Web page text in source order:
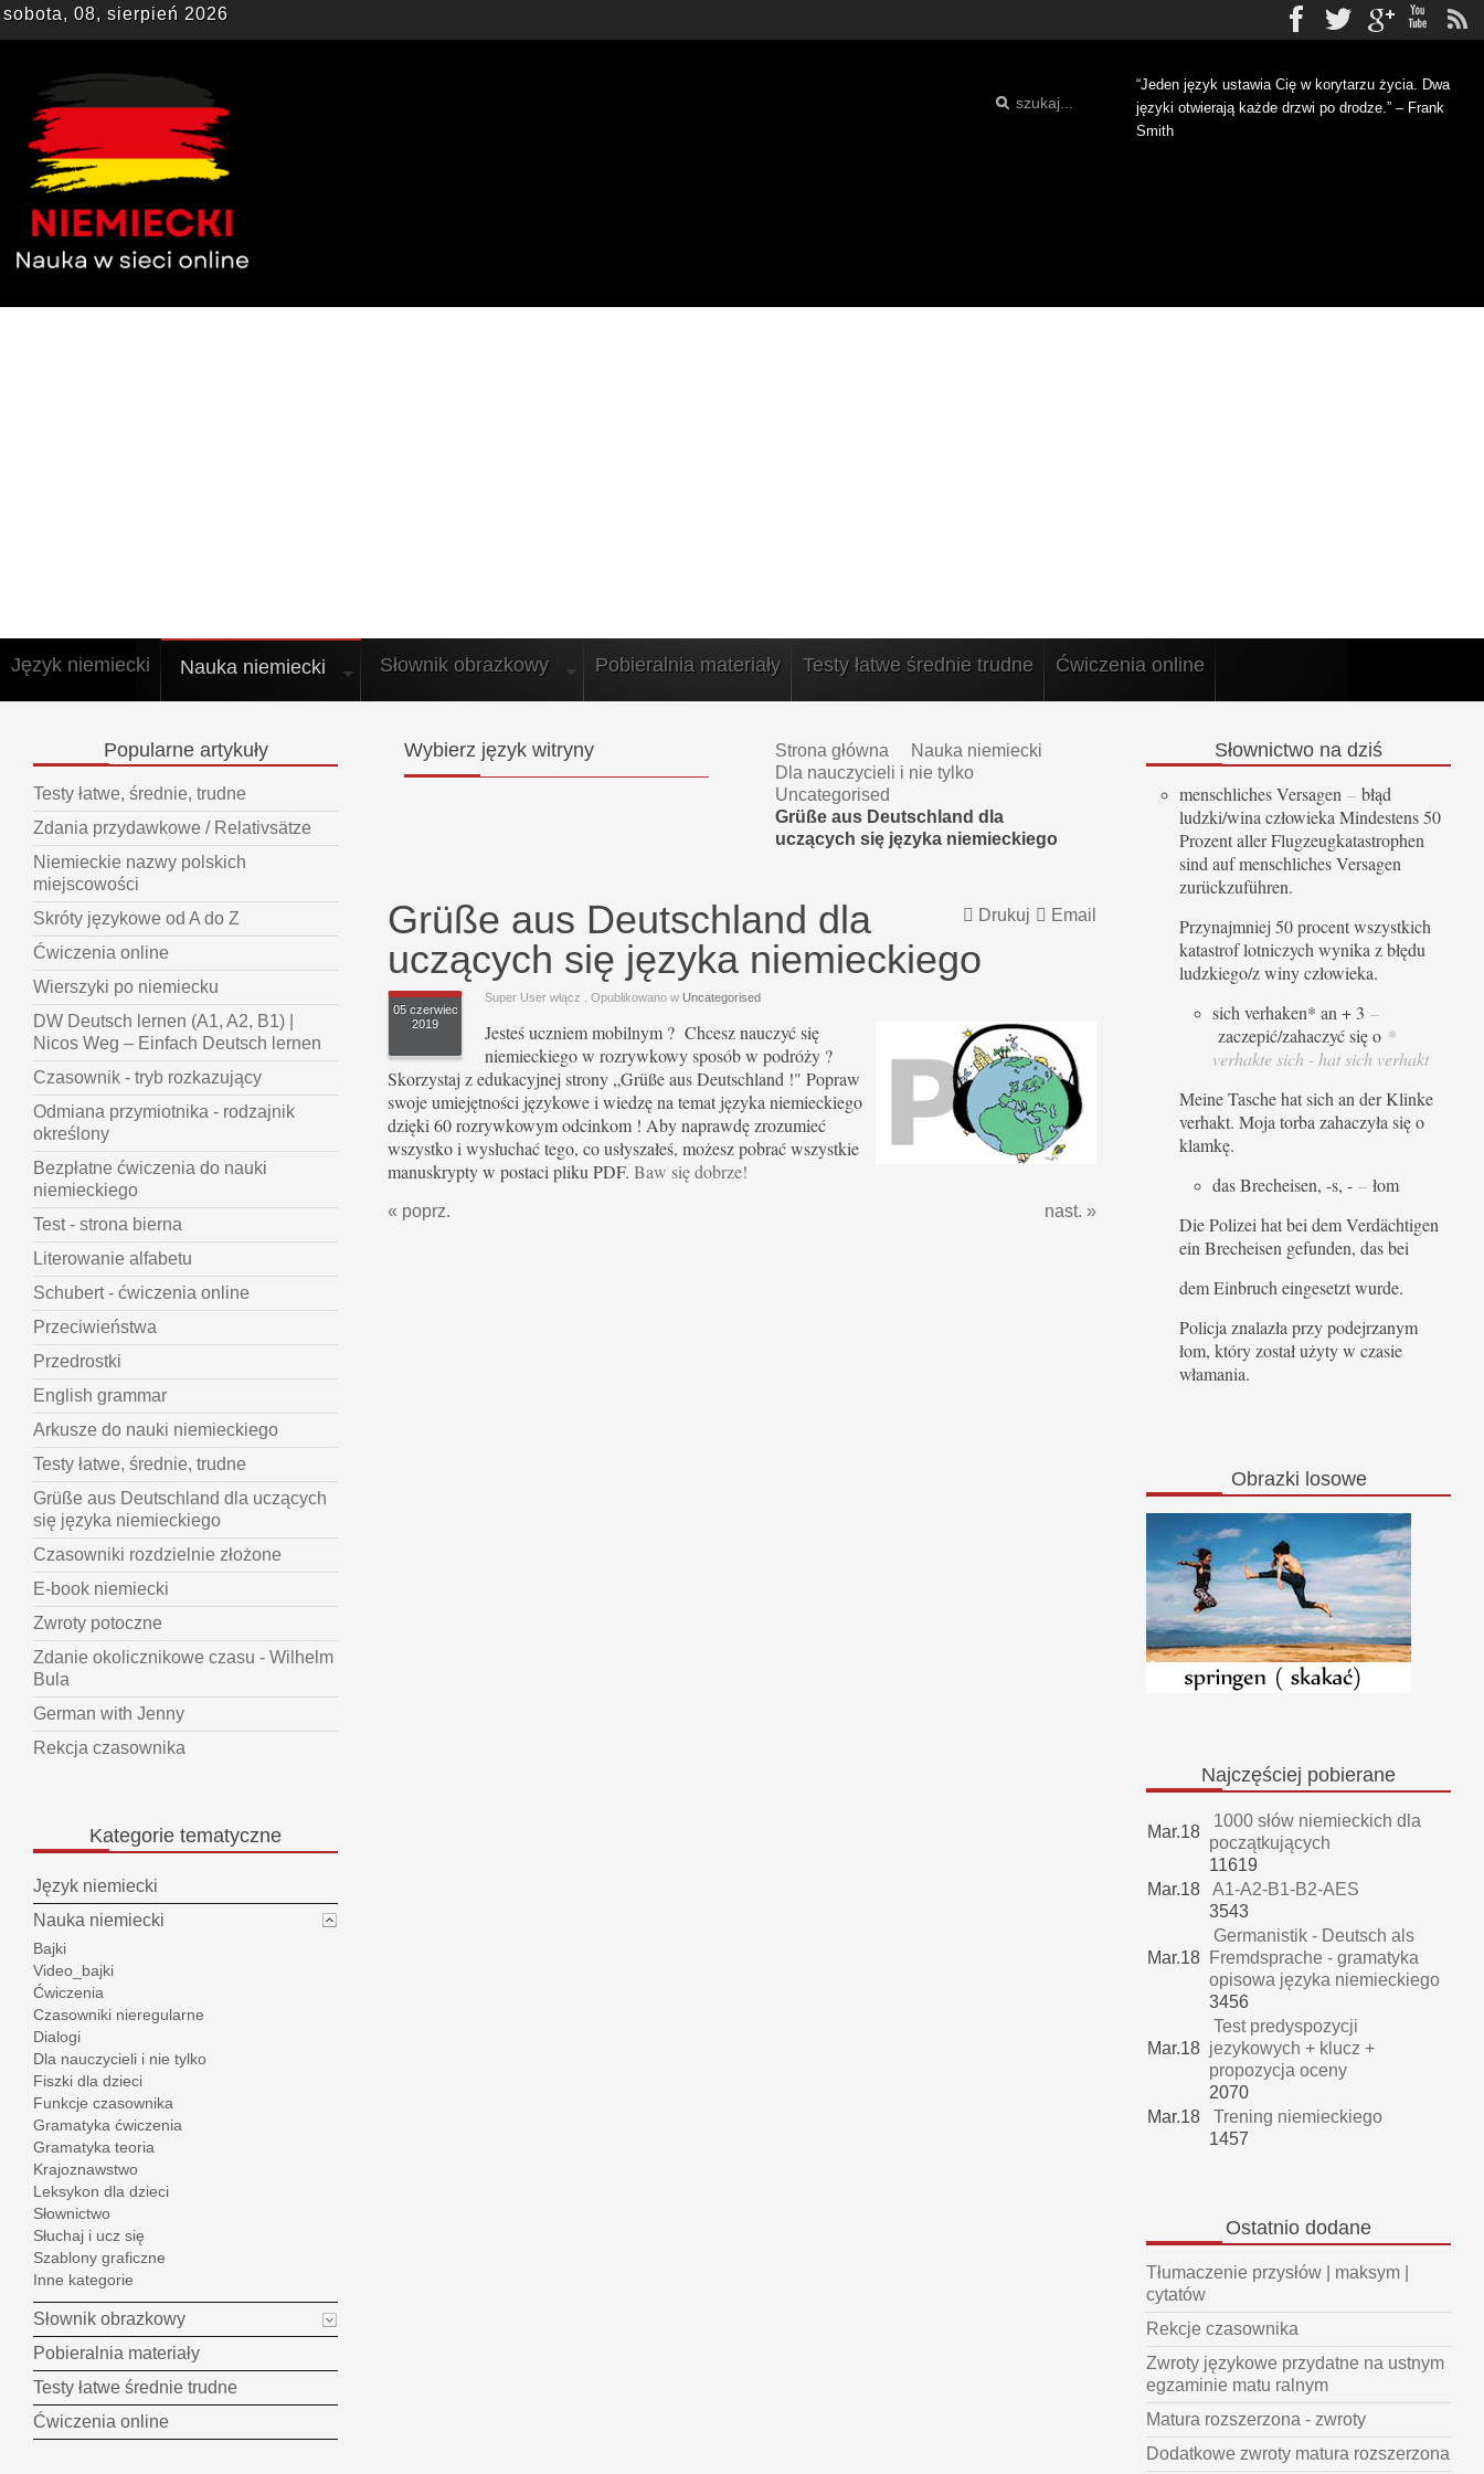
sobota, 08, sierpień 2026 Facebook
Twittergplus
“Jeden język ustawia Cię w korytarzu życia. Dwa
języki otwierają każde drzwi po drodze.” – Frank
Smith
Język niemiecki Nauka niemiecki Słownik obrazkowy Pobieralnia materiały Testy łatwe średnie trudne Ćwiczenia online
Wybierz język witryny Strona główna
Nauka niemiecki
Dla nauczycieli i nie tylko
Uncategorised
Grüße aus Deutschland dla
uczących się języka niemieckiego
Email
Drukuj
Grüße aus Deutschland dla
uczących się języka niemieckiego
Super User włącz
05 czerwiec
2019
. Opublikowano w Uncategorised
Jesteś uczniem mobilnym ? Chcesz nauczyć się
niemieckiego w rozrywkowy sposób w podróży ?
Skorzystaj z edukacyjnej strony „Grüße aus Deutschland !" Popraw
swoje umiejętności językowe i wiedzę na temat języka niemieckiego
dzięki 60 rozrywkowym odcinkom ! Aby naprawdę zrozumieć
wszystko i wysłuchać tego, co usłyszałeś, możesz pobrać wszystkie
manuskrypty w postaci pliku PDF. Baw się dobrze!
« poprz. nast. »
Popularneartykuły
Testy łatwe, średnie, trudne
Zdania przydawkowe / Relativsätze
Niemieckie nazwy polskich
miejscowości
Skróty językowe od A do Z
Ćwiczenia online
Wierszyki po niemiecku
DW Deutsch lernen (A1, A2, B1) |
Nicos Weg – Einfach Deutsch lernen
Czasownik - tryb rozkazujący
Odmiana przymiotnika - rodzajnik
określony
Bezpłatne ćwiczenia do nauki
niemieckiego
Test - strona bierna
Literowanie alfabetu
Schubert - ćwiczenia online
Przeciwieństwa
Przedrostki
English grammar
Arkusze do nauki niemieckiego
Testy łatwe, średnie, trudne
Grüße aus Deutschland dla uczących
się języka niemieckiego
Czasowniki rozdzielnie złożone
E-book niemiecki
Zwroty potoczne
Zdanie okolicznikowe czasu - Wilhelm
Bula
German with Jenny
Rekcja czasownika
Kategorie tematyczne
Język niemiecki
Nauka niemiecki
Bajki
Video_bajki
Ćwiczenia
Czasowniki nieregularne
Dialogi
Dla nauczycieli i nie tylko
Fiszki dla dzieci
Funkcje czasownika
Gramatyka ćwiczenia
Gramatyka teoria
Krajoznawstwo
Leksykon dla dzieci
Słownictwo
Słuchaj i ucz się
Szablony graficzne
Inne kategorie
Słownik obrazkowy
Pobieralnia materiały
Testy łatwe średnie trudne
Ćwiczenia online
Słownictwo na dziś
menschliches Versagen – błąd
ludzki/wina człowieka Mindestens 50
Prozent aller Flugzeugkatastrophen
sind auf menschliches Versagen
zurückzuführen.
Przynajmniej 50 procent wszystkich
katastrof lotniczych wynika z błędu
ludzkiego/z winy człowieka.
sich verhaken* an + 3 –
zaczepić/zahaczyć się o *
verhakte sich - hat sich verhakt
Meine Tasche hat sich an der Klinke
verhakt. Moja torba zahaczyła się o
klamkę.
das Brecheisen, -s, - – łom
Die Polizei hat bei dem Verdächtigen
ein Brecheisen gefunden, das bei
dem Einbruch eingesetzt wurde.
Policja znalazła przy podejrzanym
łom, który został użyty w czasie
włamania.
Obrazki losowe
Najczęściej pobierane
Mar.18
1000 słów niemieckich dla
początkujących
11619
Mar.18
A1-A2-B1-B2-AES
3543
Mar.18
Germanistik - Deutsch als
Fremdsprache - gramatyka
opisowa języka niemieckiego
3456
Mar.18
Test predyspozycji
jezykowych + klucz +
propozycja oceny
2070
Mar.18
Trening niemieckiego
1457
Ostatnio dodane
Tłumaczenie przysłów | maksym |
cytatów
Rekcje czasownika
Zwroty językowe przydatne na ustnym
egzaminie matu ralnym
Matura rozszerzona - zwroty
Dodatkowe zwroty matura rozszerzona